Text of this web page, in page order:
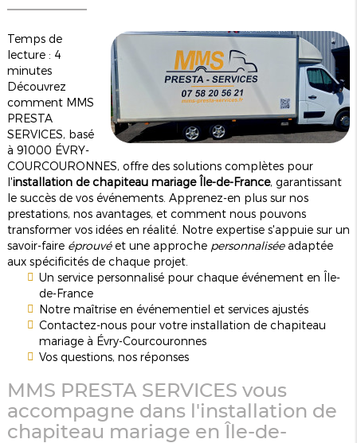
Temps de
lecture : 4
minutes
Découvrez
comment MMS
PRESTA
SERVICES, basé
à 91000 ÉVRY-
COURCOURONNES, offre des solutions complètes pour
l'installation de chapiteau mariage Île-de-France, garantissant
le succès de vos événements. Apprenez-en plus sur nos
prestations, nos avantages, et comment nous pouvons
transformer vos idées en réalité. Notre expertise s'appuie sur un
savoir-faire éprouvéet une approche personnaliséeadaptée
aux spécificités de chaque projet.
Un service personnalisé pour chaque événement en Île-
de-France
Notre maîtrise en événementiel et services ajustés
Contactez-nous pour votre installation de chapiteau
mariage à Évry-Courcouronnes
Vos questions, nos réponses
MMS PRESTA SERVICES vous
accompagne dans l'installation de
chapiteau mariage en Île-de-